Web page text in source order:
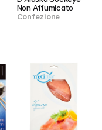
Non Affumicato
Confezione